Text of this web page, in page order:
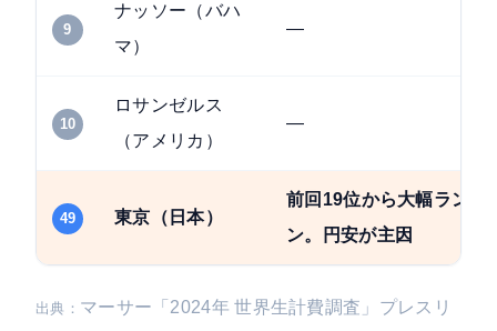
9
ナッソー（バハ
マ）
—
10
ロサンゼルス
（アメリカ）
—
49 東京（日本）
前回19位から大幅ランク
ン。円安が主因
出典： マーサー「2024年 世界生計費調査」プレスリ